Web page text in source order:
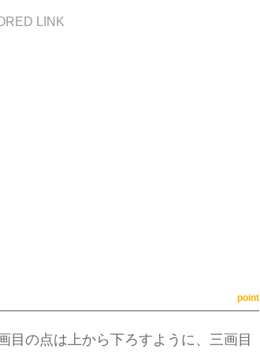
LINK
point
目の点は上から下ろすように、三画目